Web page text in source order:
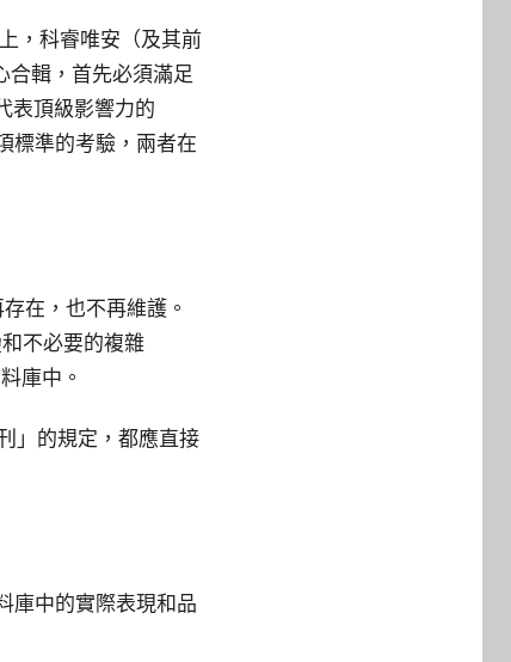
，科睿唯安（及其前
輯，首先必須滿足
表頂級影響力的
標準的考驗，兩者在
在，也不再維護。
不必要的複雜
庫中。
」的規定，都應直接
庫中的實際表現和品